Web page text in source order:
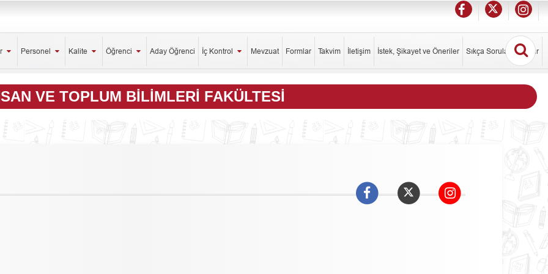
Personel Kalite Öğrenci Aday Öğrenci İç Kontrol Mevzuat Formlar Takvim İletişim İstek, Şikayet ve Öneriler Sıkça Sorulan Sorular
VE TOPLUM BILIMLERI FAKÜLTESI